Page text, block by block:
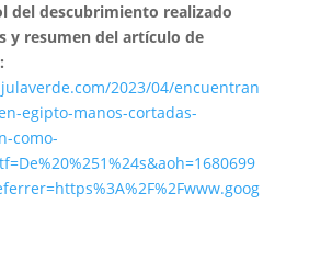
del descubrimiento realizado
y resumen del artículo de
2023/04/encuentran
egipto-manos-cortadas-
como-